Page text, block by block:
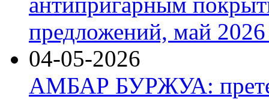
предложений, май 2026
04-05-2026
АМБАР БУРЖУА: